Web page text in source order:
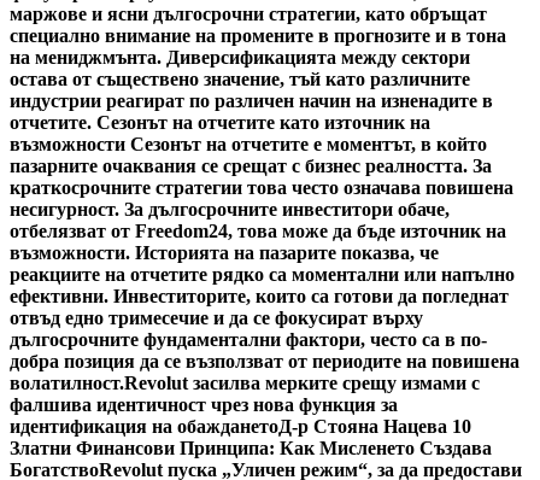
маржове и ясни дългосрочни стратегии, като обръщат
специално внимание на промените в прогнозите и в тона
на мениджмънта. Диверсификацията между сектори
остава от съществено значение, тъй като различните
индустрии реагират по различен начин на изненадите в
отчетите. Сезонът на отчетите като източник на
възможности Сезонът на отчетите е моментът, в който
пазарните очаквания се срещат с бизнес реалността. За
краткосрочните стратегии това често означава повишена
несигурност. За дългосрочните инвеститори обаче,
отбелязват от Freedom24, това може да бъде източник на
възможности. Историята на пазарите показва, че
реакциите на отчетите рядко са моментални или напълно
ефективни. Инвеститорите, които са готови да погледнат
отвъд едно тримесечие и да се фокусират върху
дългосрочните фундаментални фактори, често са в по-
добра позиция да се възползват от периодите на повишена
волатилност.Revolut засилва мерките срещу измами с
фалшива идентичност чрез нова функция за
идентификация на обажданетоД-р Стояна Нацева 10
Златни Финансови Принципа: Как Мисленето Създава
БогатствоRevolut пуска „Уличен режим“, за да предостави